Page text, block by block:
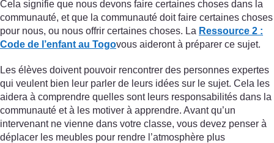
Cela signifie que nous devons faire certaines choses dans la
communauté, et que la communauté doit faire certaines choses
pour nous, ou nous offrir certaines choses. La Ressource 2 :
Code de l’enfant au Togovous aideront à préparer ce sujet.
Les élèves doivent pouvoir rencontrer des personnes expertes
qui veulent bien leur parler de leurs idées sur le sujet. Cela les
aidera à comprendre quelles sont leurs responsabilités dans la
communauté et à les motiver à apprendre. Avant qu’un
intervenant ne vienne dans votre classe, vous devez penser à
déplacer les meubles pour rendre l’atmosphère plus